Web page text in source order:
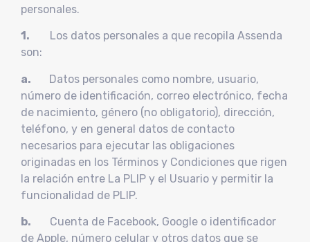
personales.
1.
Los datos personales a que recopila Assenda
son:
a.
Datos personales como nombre, usuario,
número de identificación, correo electrónico, fecha
de nacimiento, género (no obligatorio), dirección,
teléfono, y en general datos de contacto
necesarios para ejecutar las obligaciones
originadas en los Términos y Condiciones que rigen
la relación entre La PLIP y el Usuario y permitir la
funcionalidad de PLIP.
b.
Cuenta de Facebook, Google o identificador
de Apple, número celular y otros datos que se